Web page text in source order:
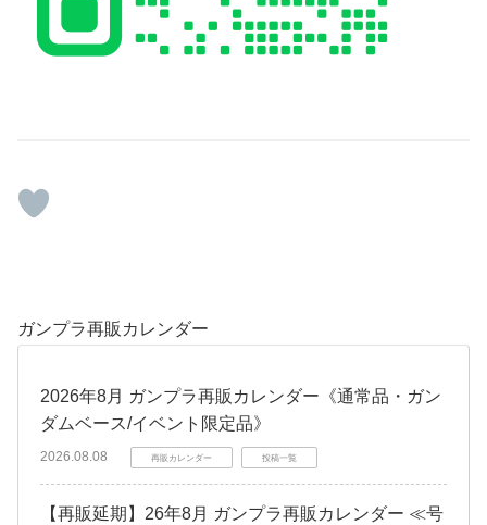
ガンプラ再販カレンダー
2026年8月 ガンプラ再販カレンダー《通常品・ガン
ダムベース/イベント限定品》
2026.08.08 再販カレンダー 投稿一覧
【再販延期】26年8月 ガンプラ再販カレンダー ≪号